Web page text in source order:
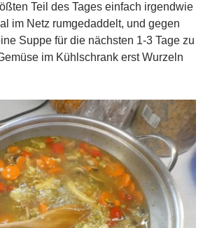
Teil des Tages einfach irgendwie
im Netz rumgedaddelt, und gegen
Suppe für die nächsten 1-3 Tage zu
im Kühlschrank erst Wurzeln